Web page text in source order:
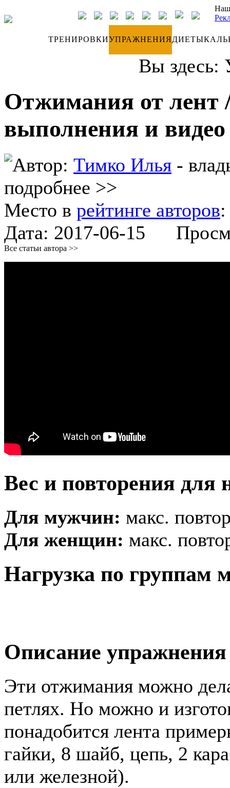
ТРЕНИРОВКИУПРАЖНЕНИЯДИЕТЫ
Вы здесь:
Отжимания от лент
выполнения и видео
Автор: Тимко Илья -
подробнее >>
Место в рейтинге авторов
Дата: 2017-06-15
Все статьи автора >>
Вес и повторения для
Для мужчин: макс.
Для женщин: макс.
Нагрузка по группам
Описание упражнения
Эти отжимания можно
петлях. Но можно и
понадобится лента
гайки, 8 шайб, цепь, 2
или железной).